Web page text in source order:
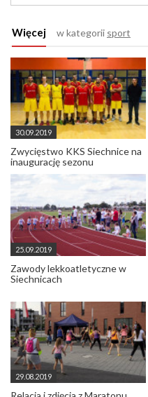
Więcej w kategorii sport
30.09.2019
Zwycięstwo KKS Siechnice na
inaugurację sezonu
25.09.2019
Zawody lekkoatletyczne w
Siechnicach
29.08.2019